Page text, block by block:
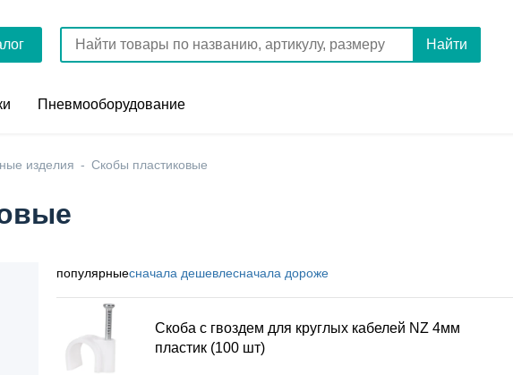
Найти
Пневмооборудование
изделия Скобы пластиковые
популярныесначала дешевлесначала дороже
Скоба с гвоздем для круглых кабелей NZ 4мм
пластик (100 шт)